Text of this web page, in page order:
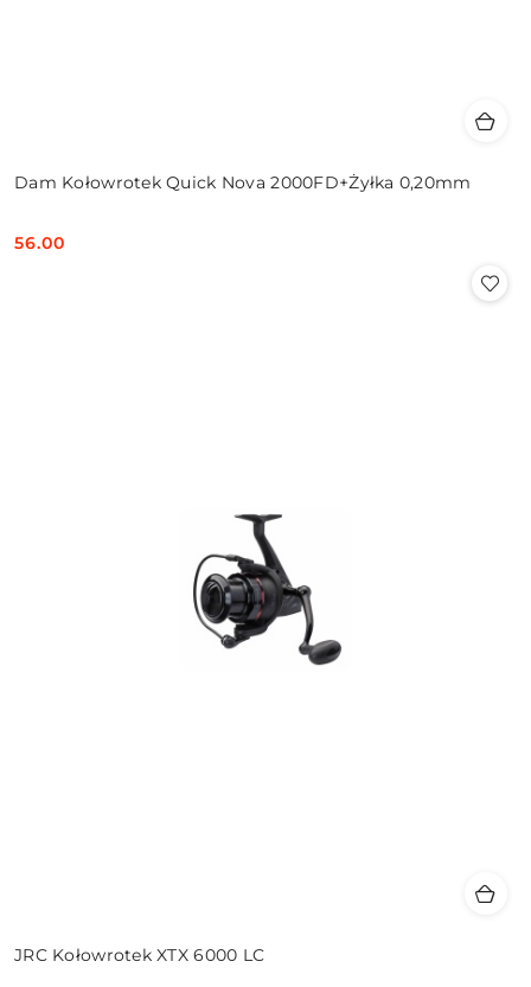
Dam Kołowrotek Quick Nova 2000FD+Żyłka 0,20mm
Cena:
56.00
JRC Kołowrotek XTX 6000 LC